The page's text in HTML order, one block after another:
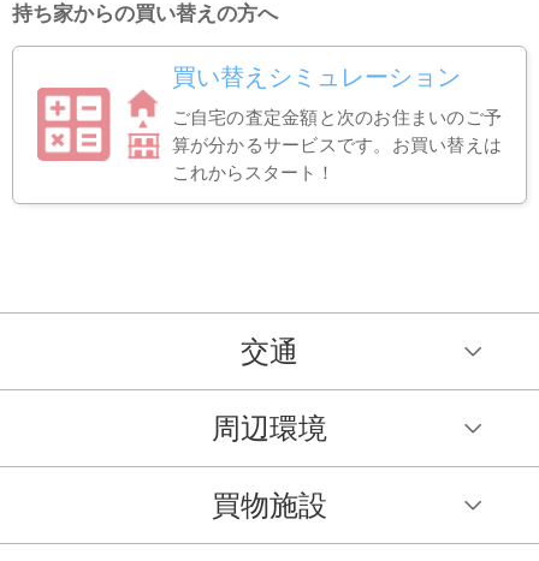
持ち家からの買い替えの方へ
買い替えシミュレーション
ご自宅の査定金額と次のお住まいのご予
算が分かるサービスです。お買い替えは
これからスタート！
交通
周辺環境
買物施設